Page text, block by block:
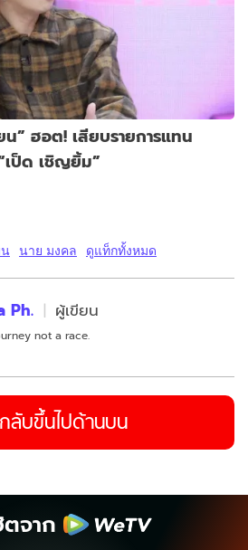
น” ฮอต! เสียบรายการแทน
เป็ด เชิญยิ้ม”
นาย มงคล ดูแท็กทั้งหมด
Ph. ผู้เขียน
not a race.
กลับขึ้นไปด้านบน
จาก